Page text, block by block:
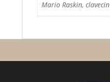
Mario Raskin, clavecin